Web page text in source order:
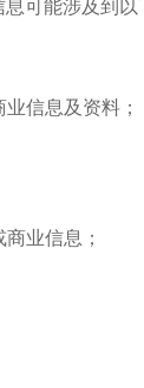
信息及资料；
业信息；